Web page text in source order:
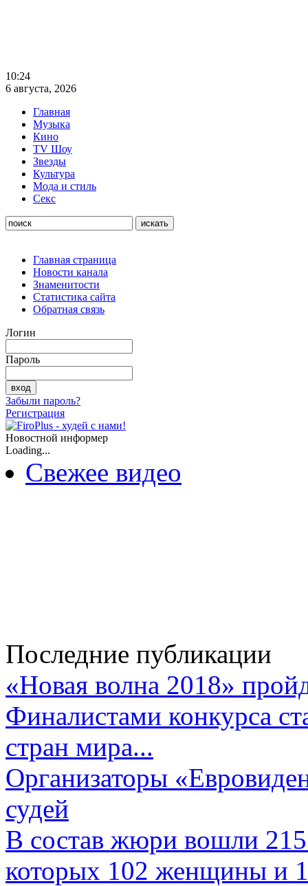
10:24
6 августа, 2026
Главная
Музыка
Кино
TV Шоу
Звезды
Культура
Мода и стиль
Секс
Главная страница
Новости канала
Знаменитости
Статистика сайта
Обратная связь
Логин
Пароль
Забыли пароль?
Регистрация
Новостной информер
Loading...
Свежее видео
Последние публикации
«Новая волна 2018»
Финалистами конкурса
стран мира...
Организаторы
судей
В состав жюри вошли 215
которых 102 женщины и